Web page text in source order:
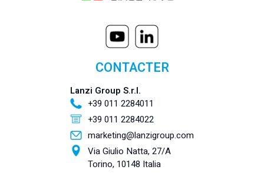
CONTACTER
Lanzi Group S.r.l.
+39 011 2284011
+39 011 2284022
marketing@lanzigroup.com
Via Giulio Natta, 27/A
Torino, 10148 Italia